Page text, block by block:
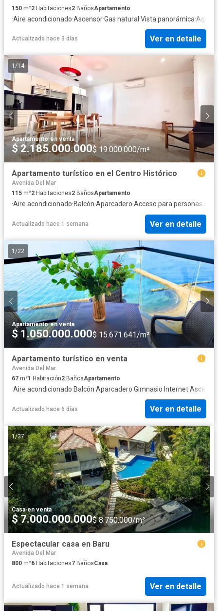
150 m²2 Habitaciones2 BañosApartamento
·Aire acondicionado·Ascensor·Gas natural·Vista panorámica·Agua
Actualizado hace 3 días Ver en detalle
1 /14
Apartamento·en venta
$ 2.185.000.000$ 19.000.000/m²
Apartamento turístico en el Centro Histórico
Avenida Del Mar
115 m²2 Habitaciones2 BañosApartamento
·Aire acondicionado·Balcón·Aparcadero·Acceso para personas con
Actualizado hace 1 semana Ver en detalle
1 /22
Apartamento·en venta
$ 1.050.000.000$ 15.671.641/m²
Apartamento turístico en venta
Avenida Del Mar
67 m²1 Habitación2 BañosApartamento
·Aire acondicionado·Balcón·Aparcadero·Gimnasio· Internet·
Actualizado hace 6 días Ver en detalle
1/37
Casa·en venta
$ 7.000.000.000$ 8.750.000/m²
Espectacular casa en Baru
Avenida Del Mar
800 m²6 Habitaciones7 BañosCasa
Actualizado hace 1 semana Ver en detalle